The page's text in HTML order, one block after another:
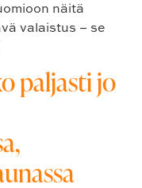
näitä
valaistus – se
paljasti jo